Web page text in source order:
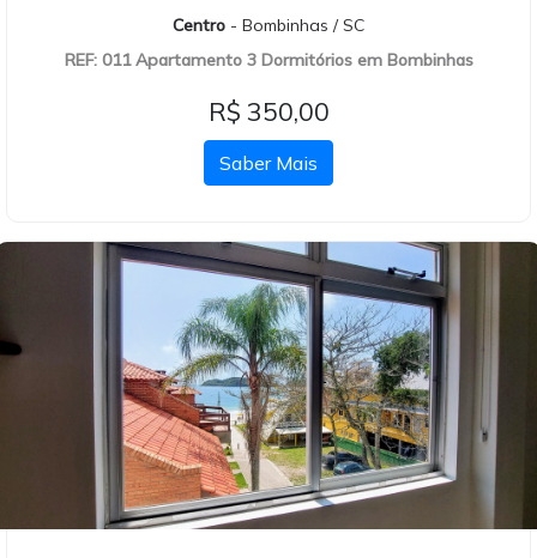
Centro - Bombinhas / SC
REF: 011 Apartamento 3 Dormitórios em Bombinhas
R$ 350,00
Saber Mais